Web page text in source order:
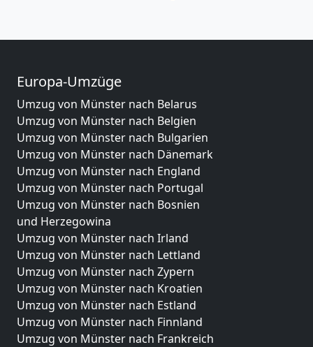
Europa-Umzüge
Umzug von Münster nach Belarus
Umzug von Münster nach Belgien
Umzug von Münster nach Bulgarien
Umzug von Münster nach Dänemark
Umzug von Münster nach England
Umzug von Münster nach Portugal
Umzug von Münster nach Bosnien
und Herzegowina
Umzug von Münster nach Irland
Umzug von Münster nach Lettland
Umzug von Münster nach Zypern
Umzug von Münster nach Kroatien
Umzug von Münster nach Estland
Umzug von Münster nach Finnland
Umzug von Münster nach Frankreich